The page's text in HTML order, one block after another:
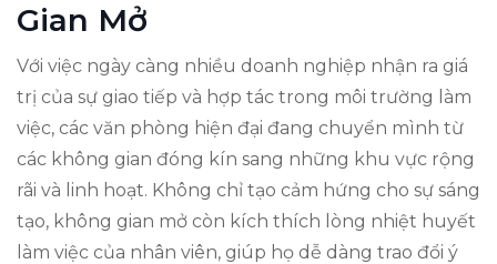
Gian Mở
Với việc ngày càng nhiều doanh nghiệp nhận ra giá
trị của sự giao tiếp và hợp tác trong môi trường làm
việc, các văn phòng hiện đại đang chuyển mình từ
các không gian đóng kín sang những khu vực rộng
rãi và linh hoạt. Không chỉ tạo cảm hứng cho sự sáng
tạo, không gian mở còn kích thích lòng nhiệt huyết
làm việc của nhân viên, giúp họ dễ dàng trao đổi ý